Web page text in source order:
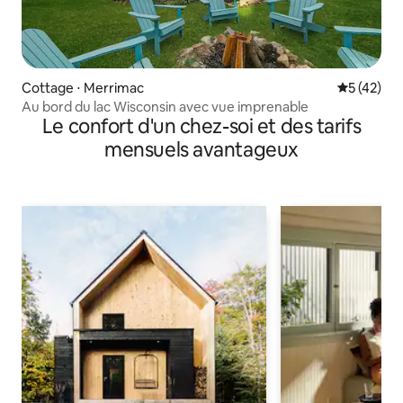
Cottage ⋅ Merrimac
5 (42)
Au bord du lac Wisconsin avec vue imprenable
Le confort d'un chez-soi et des tarifs
mensuels avantageux